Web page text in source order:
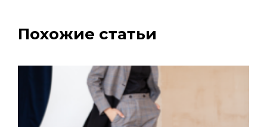
Похожие статьи